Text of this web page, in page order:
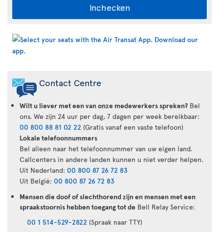
Inchecken
Air
Transat
Contact Centre
Wilt u liever met een van onze medewerkers spreken? Bel
ons. We zijn 24 uur per dag, 7 dagen per week bereikbaar:
00 800 88 81 02 22 (Gratis vanaf een vaste telefoon)
Lokale telefoonnummers
Bel alleen naar het telefoonnummer van uw eigen land.
Callcenters in andere landen kunnen u niet verder helpen.
Uit Nederland: 00 800 87 26 72 83
Uit België: 00 800 87 26 72 83
Mensen die doof of slechthorend zijn en mensen met een
spraakstoornis hebben toegang tot de Bell Relay Service:
00 1 514-529-2822 (Spraak naar TTY)